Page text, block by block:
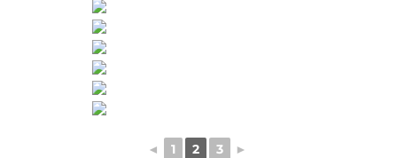
◄ 1 2 3 ►